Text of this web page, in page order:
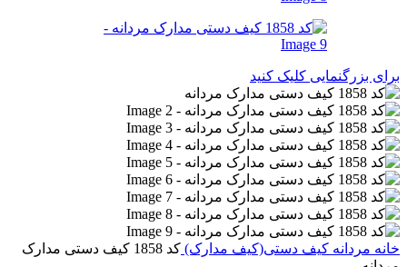
برای بزرگنمایی کلیک کنید
خانه مردانه کیف دستی(کیف مدارک)
کد 1858 کیف دستی مدارک